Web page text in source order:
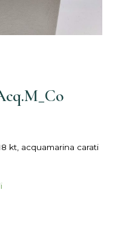
kt, acquamarina carati